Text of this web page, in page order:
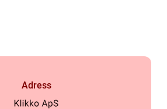
Adress